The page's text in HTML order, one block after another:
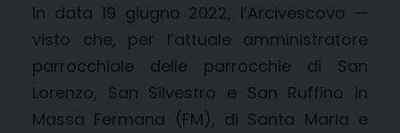
In data 19 giugno 2022, l’Arcivescovo —
visto che, per l’attuale amministratore
parrocchiale delle parrocchie di San
Lorenzo, San Silvestro e San Ruffino in
Massa Fermana (FM), di Santa Maria e